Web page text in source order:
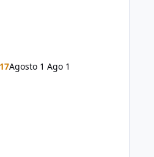
Agosto 1 Ago 1